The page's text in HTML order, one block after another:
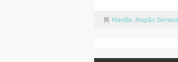
Plantão Região Serrana